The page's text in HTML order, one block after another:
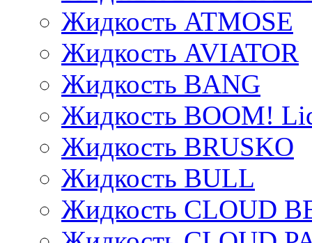
Жидкость ATMOSE
Жидкость AVIATOR
Жидкость BANG
Жидкость BOOM!
Жидкость BRUSKO
Жидкость BULL
Жидкость CLOUD